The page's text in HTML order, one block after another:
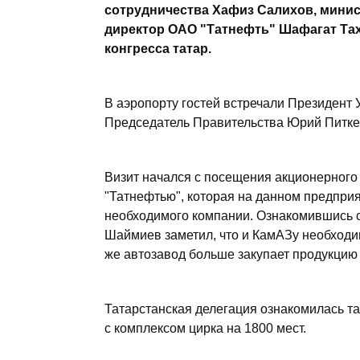
сотрудничества Хафиз Салихов,
директор ОАО "Татнефть" Шафагат
конгресса татар.
В аэропорту гостей встречали
Председатель Правительства Юрий
Визит начался с посещения
"Татнефтью", которая на данном
необходимого компании.
Шаймиев заметил, что и КамАЗу
же автозавод больше закупает
Татарстанская делегация ознакомилась
с комплексом цирка на 1800 мест.